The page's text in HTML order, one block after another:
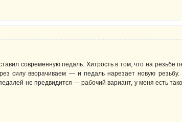
современную педаль. Хитрость в том, что на резьбе
силу вворачиваем — и педаль нарезает новую
не предвидится — рабочий вариант, у меня есть